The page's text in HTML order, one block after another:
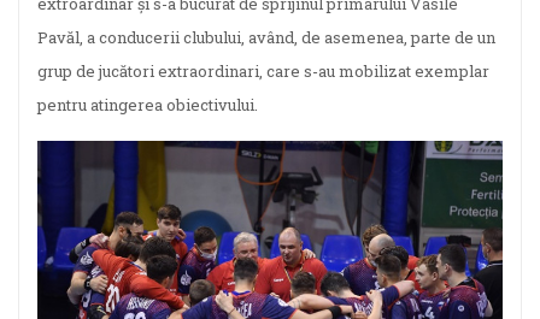
Pavăl, a conducerii clubului, având, de asemenea, parte de un
grup de jucători extraordinari, care s-au mobilizat exemplar
pentru atingerea obiectivului.